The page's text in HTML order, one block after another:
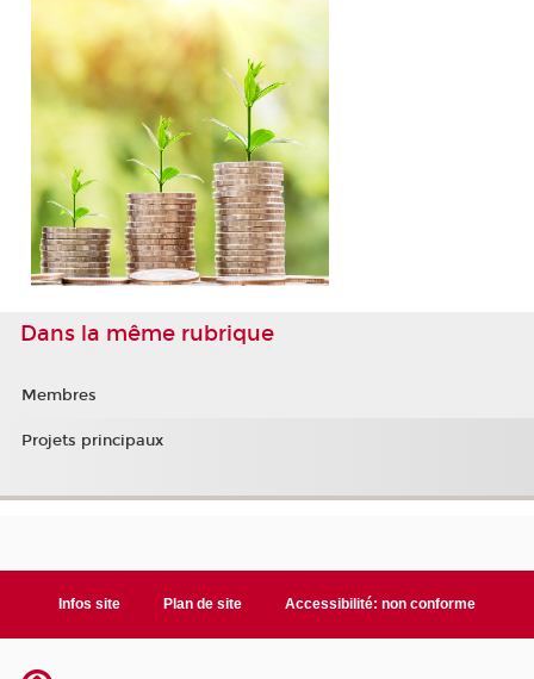
Dans la même rubrique
Membres
Projets principaux
Infos site Plan de site Accessibilité: non conforme